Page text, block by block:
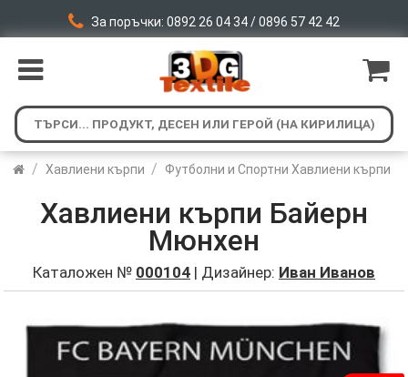
За поръчки: 0892 26 04 34 / 0896 57 42 42
/ Хавлиени кърпи / Футболни и Спортни Хавлиени кърпи
Хавлиени кърпи Байерн
Мюнхен
Каталожен № 000104 | Дизайнер: Иван Иванов